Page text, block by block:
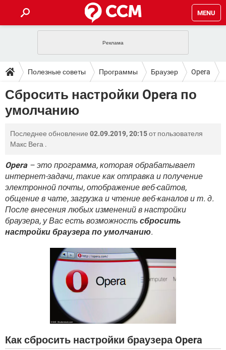
MENU
INSTAGRAM FACEBOOK
ИГРЫ WINDOWS 10
ВКОНТАКТЕ
ПОЛЕЗНЫЕ СОВЕТЫ
TIKTOK TELEGRAM
WHATSAPP INSTAGRAM
WINDOWS 10 ВКОНТАКТЕ
YANDEX
ЗАГРУЗКИ
TIKTOK
FACEBOOK
WINDOWS 10 ВКОНТАКТЕ
ВИДЕО GOOGLE
YANDEX
ФОРУМ
TIKTOK TELEGRAM
FACEBOOK ИГРЫ
WINDOWS 10 ВКОНТАКТЕ
ВИДЕО
YANDEX
ЭНЦИКЛОПЕДИЯ
TIKTOK TELEGRAM
WHATSAPP INSTAGRAM
FACEBOOK ИГРЫ
WINDOWS 10 ВКОНТАКТЕ
ВИДЕО GOOGLE
Полезные советы Программы Браузер Opera
Сбросить настройки Opera по
умолчанию
Последнее обновление 02.09.2019, 20:15от пользователя
Макс Вега .
Opera– это программа, которая обрабатывает
интернет-задачи, такие как отправка и получение
электронной почты, отображение веб-сайтов,
общение в чате, загрузка и чтение веб-каналов и т. д.
После внесения любых изменений в настройки
браузера, у Вас есть возможность сбросить
настройки браузера по умолчанию.
Как сбросить настройки браузера Opera